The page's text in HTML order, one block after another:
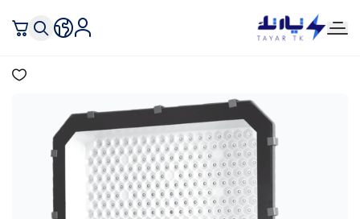
تيار تك إنارة وكهرباء